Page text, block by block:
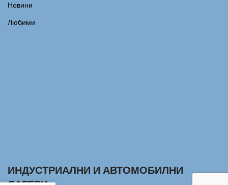
Новини
Любими
ИНДУСТРИАЛНИ И АВТОМОБИЛНИ